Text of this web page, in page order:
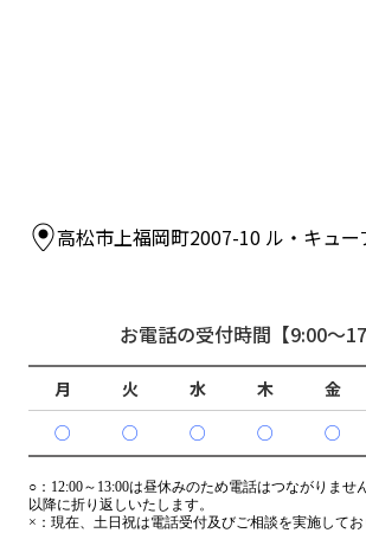
高松市上福岡町2007-10 ル・キュー
お電話の受付時間 【9:00～
月 火 水 木 金
○
○ ○ ○ ○
○： 12:00～13:00は昼休みのため電話はつながりませ
以降に折り返しいたします。
×： 現在、土日祝は電話受付及びご相談を実施してお